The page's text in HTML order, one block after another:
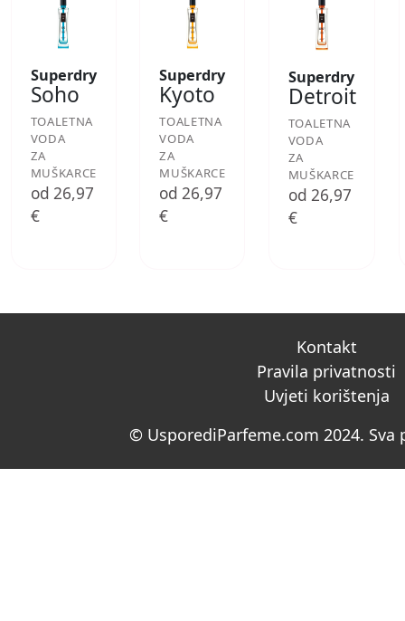
Superdry
Soho
TOALETNA
VODA
ZA
MUŠKARCE
od 26,97
€
Superdry
Kyoto
TOALETNA
VODA
ZA
MUŠKARCE
od 26,97
€
Superdry
Detroit
TOALETNA
VODA
ZA
MUŠKARCE
od 26,97
€
Kontakt
Pravila privatnosti
Uvjeti korištenja
© UsporediParfeme.com 2024. Sva